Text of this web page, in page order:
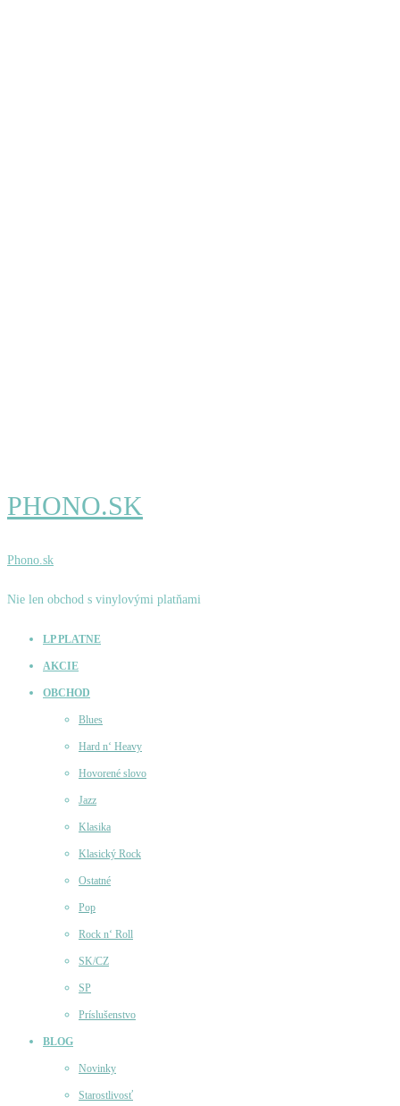
PHONO.SK
Phono.sk
Nie len obchod s vinylovými platňami
LP PLATNE
AKCIE
OBCHOD
Blues
Hard n‘ Heavy
Hovorené slovo
Jazz
Klasika
Klasický Rock
Ostatné
Pop
Rock n‘ Roll
SK/CZ
SP
Príslušenstvo
BLOG
Novinky
Starostlivosť